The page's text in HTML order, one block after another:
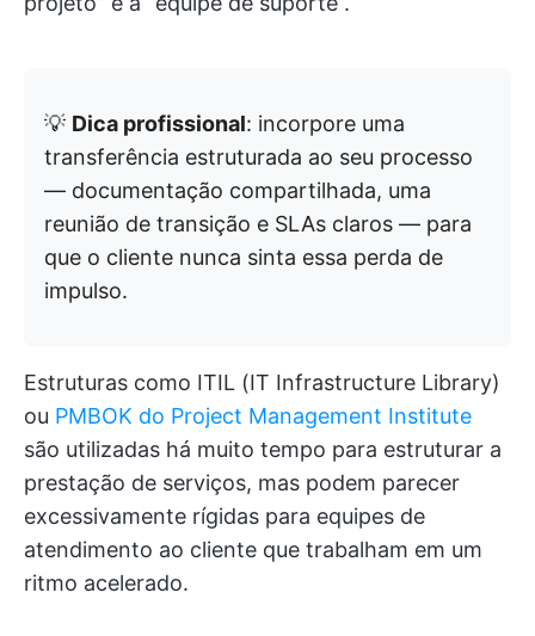
💡 Dica profissional: incorpore uma
transferência estruturada ao seu processo
— documentação compartilhada, uma
reunião de transição e SLAs claros — para
que o cliente nunca sinta essa perda de
impulso.
Estruturas como ITIL (IT Infrastructure Library)
ou PMBOK do Project Management Institute
são utilizadas há muito tempo para estruturar a
prestação de serviços, mas podem parecer
excessivamente rígidas para equipes de
atendimento ao cliente que trabalham em um
ritmo acelerado.